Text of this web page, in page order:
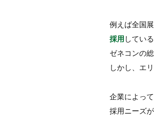
例えば全国
採用 してい
ゼネコンの
しかし、エ
企業によっ
採用ニーズ